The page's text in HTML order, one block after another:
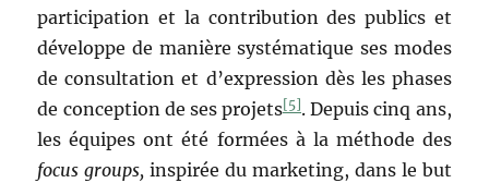
participation et la contribution des publics et
développe de manière systématique ses modes
de consultation et d’expression dès les phases
de conception de ses projets[5]. Depuis cinq ans,
les équipes ont été formées à la méthode des
focus groups,inspirée du marketing, dans le but